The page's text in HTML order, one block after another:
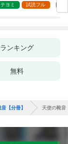
ヨミ 試読フル
ランキング
無料
【分冊】 天使の靴音